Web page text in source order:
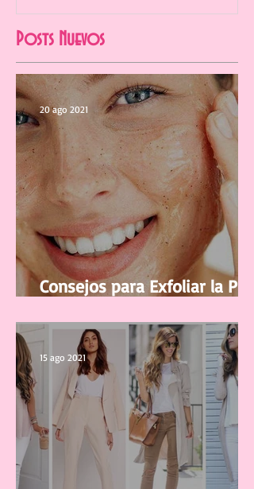
Posts Nuevos
Consejos para Exfoliar la Piel
20 ago 2021
15 ago 2021